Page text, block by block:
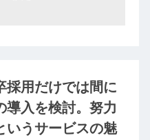
採用だけでは間に
導入を検討。努力
いうサービスの魅